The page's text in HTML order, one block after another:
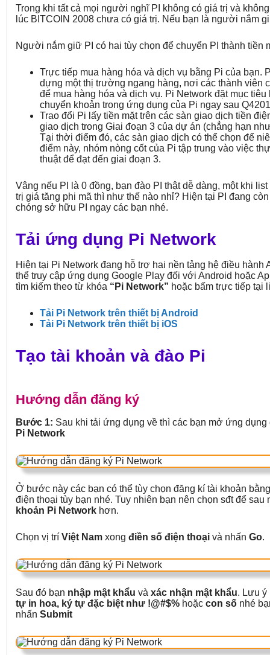
Trong khi tất cả mọi người nghĩ PI không có giá trị và
lúc BITCOIN 2008 chưa có giá trị. Nếu bạn là người nắm
Người nắm giữ PI có hai tùy chọn để chuyển PI thành tiền
Trực tiếp mua hàng hóa và dịch vụ bằng Pi của bạn.
dựng một thị trường ngang hàng, nơi các thành viên
để mua hàng hóa và dịch vụ. Pi Network đặt mục
chuyển khoản trong ứng dụng của Pi ngay sau
Trao đổi Pi lấy tiền mặt trên các sàn giao dịch tiền
giao dịch trong Giai đoạn 3 của dự án (chẳng hạn
Tại thời điểm đó, các sàn giao dịch có thể chọn để
điểm này, nhóm nòng cốt của Pi tập trung vào việc
thuật để đạt đến giai đoạn 3.
Vâng nếu PI là 0 đồng, bạn đào PI thật dễ dàng, một khi
trị giá tăng phi mã thì như thế nào nhỉ? Hiện tại PI đang
chóng sở hữu PI ngay các bạn nhé.
Tải ứng dụng Pi Network
Hiện tại Pi Network đang hỗ trợ hai nền tảng hệ điều hành
thể truy cập ứng dụng Google Play đối với Android hoặc
tìm kiếm theo từ khóa “Pi Network” hoặc bấm trực tiếp tại
Tải Pi Network trên thiết bị Android
Tải Pi Network trên thiết bị iOS
Tạo tài khoản và đào Pi
Hướng dẫn đăng ký
Bước 1: Sau khi tải ứng dụng về thì các bạn mở ứng
Pi Network
Ở bước này các bạn có thể tùy chọn đăng kí tài khoản
điện thoại tùy bạn nhé. Tuy nhiên bạn nên chọn sđt để sau
khoản Pi Network hơn.
Chọn vị trí Việt Nam xong điền số điện thoại và nhấn Go.
Sau đó bạn nhập mật khẩu và xác nhận mật khẩu. Lưu ý
tự in hoa, ký tự đặc biệt như !@#$% hoặc con số nhé
nhấn Submit